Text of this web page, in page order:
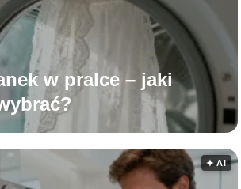
w pralce – jaki
🟅 AI